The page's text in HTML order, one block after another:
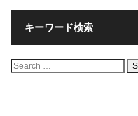
キーワード検索
検
索: